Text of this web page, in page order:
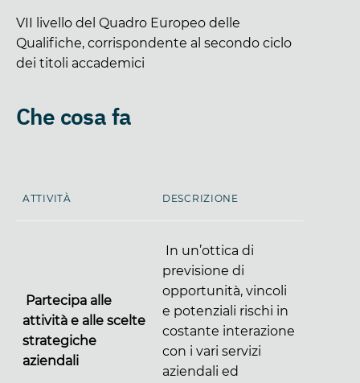
VII livello del Quadro Europeo delle
Qualifiche, corrispondente al secondo ciclo
dei titoli accademici
Che cosa fa
ATTIVITÀ DESCRIZIONE
Partecipa alle
attività e alle scelte
strategiche
aziendali
In un’ottica di
previsione di
opportunità, vincoli
e potenziali rischi in
costante interazione
con i vari servizi
aziendali ed